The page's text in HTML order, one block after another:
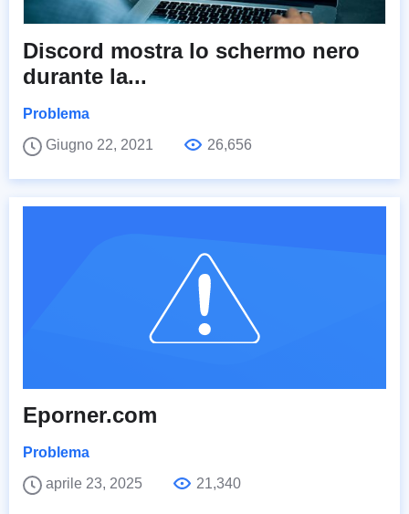
Discord mostra lo schermo nero
durante la...
Problema
Giugno 22, 2021
26,656
Eporner.com
Problema
aprile 23, 2025
21,340